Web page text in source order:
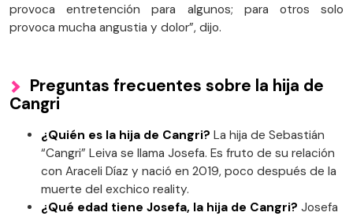
provoca entretención para algunos; para otros solo
provoca mucha angustia y dolor”, dijo.
Preguntas frecuentes sobre la hija de
Cangri
¿Quién es la hija de Cangri? La hija de Sebastián
“Cangri” Leiva se llama Josefa. Es fruto de su relación
con Araceli Díaz y nació en 2019, poco después de la
muerte del exchico reality.
¿Qué edad tiene Josefa, la hija de Cangri? Josefa